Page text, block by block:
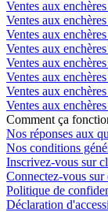
Ventes aux
Ventes aux
Ventes aux
Ventes aux
Ventes aux
Ventes aux
Ventes aux
Ventes aux
Comment ça
Nos réponses aux
Nos conditions
Inscrivez-vous sur
Connectez-vous
Politique de
Déclaration